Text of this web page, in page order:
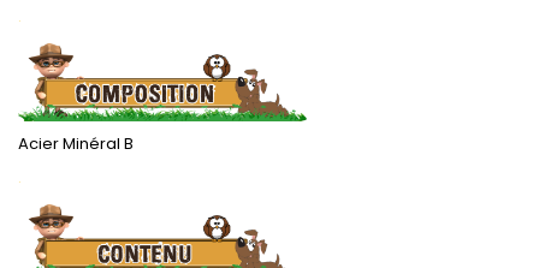
.
Acier Minéral B
.